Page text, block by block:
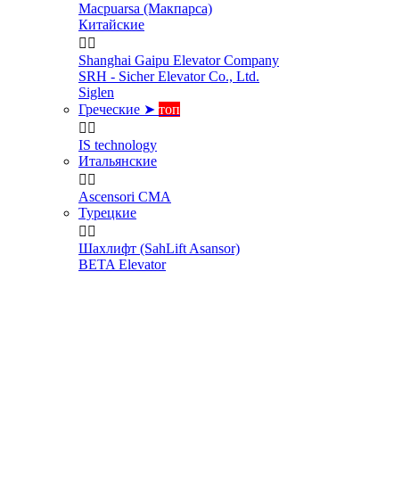
Macpuarsa (Макпарса)
Китайские
 
Shanghai Gaipu Elevator Company
SRH - Sicher Elevator Co., Ltd.
Siglen
Греческие ➤ топ
 
IS technology
Итальянские
 
Ascensori CMA
Турецкие
 
Шахлифт (SahLift Asansor)
BETA Elevator